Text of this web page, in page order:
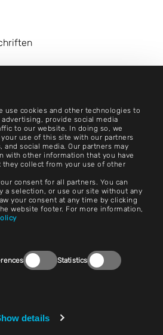
use cookies and other technologies to
provide social media
to our website. In doing so, we
use of this site with our partners
and social media. Our partners may
with other information that you have
collect from your use of other
consent for all partners. You can
a selection, or use our site without any
your consent at any time by clicking
website footer. For more information,
Statistics
details